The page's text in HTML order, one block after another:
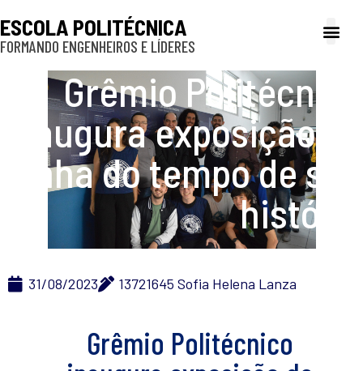
ESCOLA POLITÉCNICA
FORMANDO ENGENHEIROS E LÍDERES
Grêmio Politécnico
inaugura exposição de
linha do tempo de sua
história
31/08/2023 13721645 Sofia Helena Lanza
Grêmio Politécnico